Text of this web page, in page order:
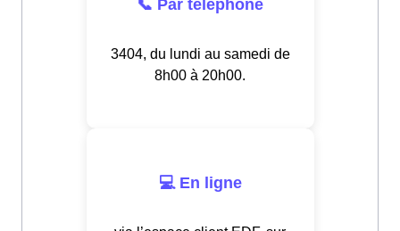
📞 Par téléphone
3404, du lundi au samedi de
8h00 à 20h00.
💻 En ligne